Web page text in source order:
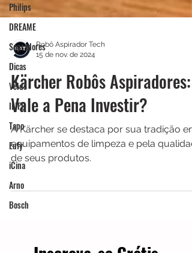
Philips
DREAME
Sopradores
Dicas
Velds
ILIFE
Tapo
Eufy
iCina
Arno
Bosch
Robô Aspirador Tech
Kärcher Robôs Aspiradores:
Vale a Pena Investir?
A Kärcher se destaca por sua tradição em
equipamentos de limpeza e pela